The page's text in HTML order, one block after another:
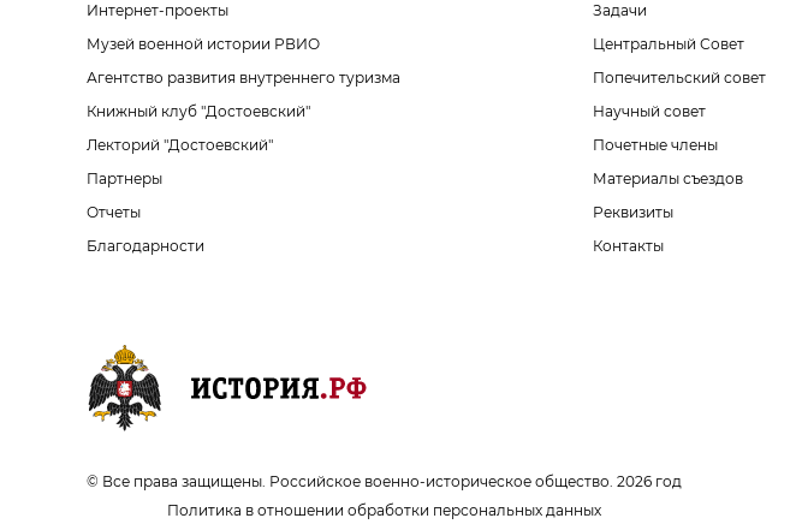
Интернет-проекты
Музей военной истории РВИО
Агентство развития внутреннего туризма
Книжный клуб "Достоевский"
Лекторий "Достоевский"
Партнеры
Отчеты
Благодарности
Задачи
Центральный Совет
Попечительский совет
Научный совет
Почетные члены
Материалы съездов
Реквизиты
Контакты
© Все права защищены. Российское военно-историческое общество. 2026 год
Политика в отношении обработки персональных данных